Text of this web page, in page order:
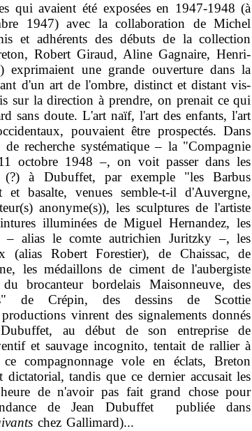
avaient été exposées en 1947-1948 (à
1947) avec la collaboration de Michel
et adhérents des débuts de la collection
Robert Giraud, Aline Gagnaire, Henri-
exprimaient une grande ouverture dans la
d'un art de l'ombre, distinct et distant vis-
sur la direction à prendre, on prenait ce qui
sans doute. L'art naïf, l'art des enfants, l'art
pouvaient être prospectés. Dans
de recherche systématique – la "Compagnie
octobre 1948 –, on voit passer dans les
(?) à Dubuffet, par exemple "les Barbus
basalte, venues semble-t-il d'Auvergne,
anonyme(s)), les sculptures de l'artiste
illuminées de Miguel Hernandez, les
alias le comte autrichien Juritzky –, les
Robert Forestier), de Chaissac, de
les médaillons de ciment de l'aubergiste
brocanteur bordelais Maisonneuve, des
de Crépin, des dessins de Scottie
vinrent des signalements donnés
au début de son entreprise de
et sauvage incognito, tentait de rallier à
compagnonnage vole en éclats, Breton
tandis que ce dernier accusait les
de n'avoir pas fait grand chose pour
de Jean Dubuffet publiée dans
chez Gallimard)...